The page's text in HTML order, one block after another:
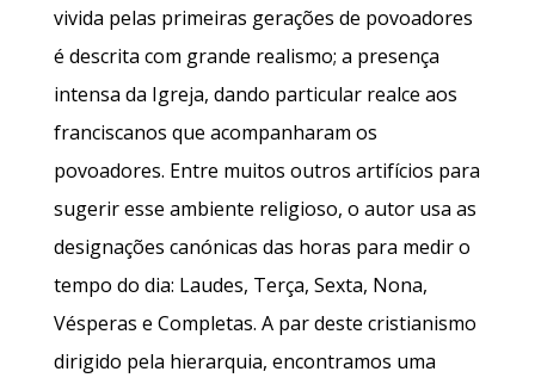
vivida pelas primeiras gerações de povoadores
é descrita com grande realismo; a presença
intensa da Igreja, dando particular realce aos
franciscanos que acompanharam os
povoadores. Entre muitos outros artifícios para
sugerir esse ambiente religioso, o autor usa as
designações canónicas das horas para medir o
tempo do dia: Laudes, Terça, Sexta, Nona,
Vésperas e Completas. A par deste cristianismo
dirigido pela hierarquia, encontramos uma